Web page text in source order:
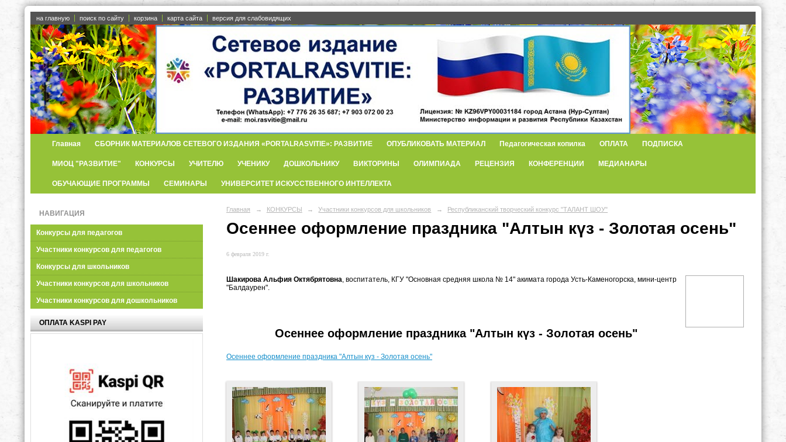
на главную поиск по сайту корзина карта сайта версия для слабовидящих
Главная СБОРНИК МАТЕРИАЛОВ СЕТЕВОГО ИЗДАНИЯ «PORTALRASVITIE»: РАЗВИТИЕ ОПУБЛИКОВАТЬ МАТЕРИАЛ Педагогическая копилка ОПЛАТА ПОДПИСКА
МИОЦ "РАЗВИТИЕ" КОНКУРСЫ УЧИТЕЛЮ УЧЕНИКУ ДОШКОЛЬНИКУ ВИКТОРИНЫ ОЛИМПИАДА РЕЦЕНЗИЯ КОНФЕРЕНЦИИ МЕДИАНАРЫ
ОБУЧАЮЩИЕ ПРОГРАММЫ СЕМИНАРЫ УНИВЕРСИТЕТ ИСКУССТВЕННОГО ИНТЕЛЛЕКТА
НАВИГАЦИЯ
Конкурсы для педагогов
Участники конкурсов для педагогов
Конкурсы для школьников
Участники конкурсов для школьников
Участники конкурсов для дошкольников
ОПЛАТА KASPI PAY
Главная → КОНКУРСЫ → Участники конкурсов для школьников → Республиканский творческий конкурс "ТАЛАНТ ШОУ"
Осеннее оформление праздника "Алтын күз - Золотая осень"
6 февраля 2019 г.
Шакирова Альфия Октябрятовна, воспитатель, КГУ "Основная средняя школа № 14" акимата города Усть-Каменогорска, мини-центр
"Балдаурен".
Осеннее оформление праздника "Алтын күз - Золотая осень"
Осеннее оформление праздника "Алтын күз - Золотая осень"